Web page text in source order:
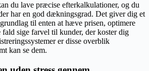
du lave præcise efterkalkulationer, og du
har en god dækningsgrad. Det giver dig et
til enten at hæve prisen, optimere
sige farvel til kunder, der koster dig
er disse overblik
kan se dem.